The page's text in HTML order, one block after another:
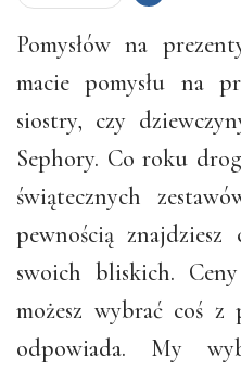
Pomysłów na
macie pomysłu na
siostry, czy
Sephory. Co roku
świątecznych
pewnością
swoich bliskich.
możesz wybrać coś
odpowiada. My